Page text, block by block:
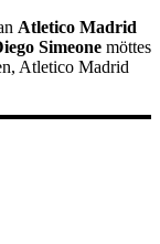
Atletico Madrid
Simeone möttes
Atletico Madrid